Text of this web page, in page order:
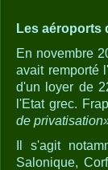
Les aéroports
En novembre
avait remporté
d'un loyer de
l'Etat grec.
de
Il s'agit
Salonique,